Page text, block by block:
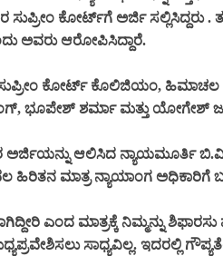
ಸುಪ್ರೀಂ ಕೋರ್ಟ್‌ಗೆ ಅರ್ಜಿ ಸಲ್ಲಿಸಿದ್ದರು
ಅವರು ಆರೋಪಿಸಿದ್ದಾರೆ.
ಕೋರ್ಟ್ ಕೊಲಿಜಿಯಂ, ಹಿಮಾಚಲ
ಭೂಪೇಶ್ ಶರ್ಮಾ ಮತ್ತು ಯೋಗೇಶ್
ಅರ್ಜಿಯನ್ನು ಆಲಿಸಿದ ನ್ಯಾಯಮೂರ್ತಿ ಬಿ.ವಿ.
ಹಿರಿತನ ಮಾತ್ರ ನ್ಯಾಯಾಂಗ ಅಧಿಕಾರಿಗೆ
ಎಂದ ಮಾತ್ರಕ್ಕೆ ನಿಮ್ಮನ್ನು
ಸಾಧ್ಯವಿಲ್ಲ. ಇದರಲ್ಲಿ